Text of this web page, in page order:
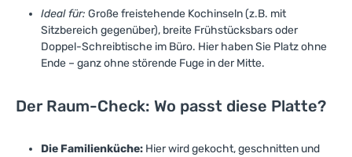
Ideal für: Große freistehende Kochinseln (z.B. mit
Sitzbereich gegenüber), breite Frühstücksbars oder
Doppel-Schreibtische im Büro. Hier haben Sie Platz ohne
Ende – ganz ohne störende Fuge in der Mitte.
Der Raum-Check: Wo passt diese Platte?
Die Familienküche: Hier wird gekocht, geschnitten und